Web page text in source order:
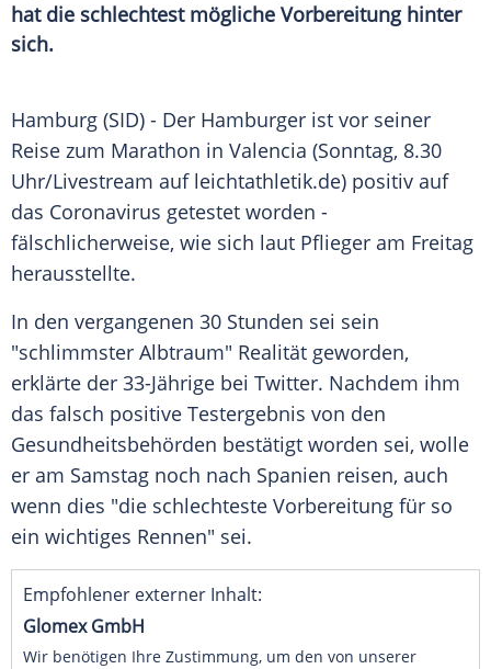
hat die schlechtest mögliche Vorbereitung hinter
sich.
Hamburg (SID) - Der Hamburger ist vor seiner
Reise zum Marathon in Valencia (Sonntag, 8.30
Uhr/Livestream auf leichtathletik.de) positiv auf
das Coronavirus getestet worden -
fälschlicherweise, wie sich laut Pflieger am Freitag
herausstellte.
In den vergangenen 30 Stunden sei sein
"schlimmster Albtraum" Realität geworden,
erklärte der 33-Jährige bei Twitter. Nachdem ihm
das falsch positive Testergebnis von den
Gesundheitsbehörden bestätigt worden sei, wolle
er am Samstag noch nach Spanien reisen, auch
wenn dies "die schlechteste Vorbereitung für so
ein wichtiges Rennen" sei.
Empfohlener externer Inhalt:
Glomex GmbH
Wir benötigen Ihre Zustimmung, um den von unserer